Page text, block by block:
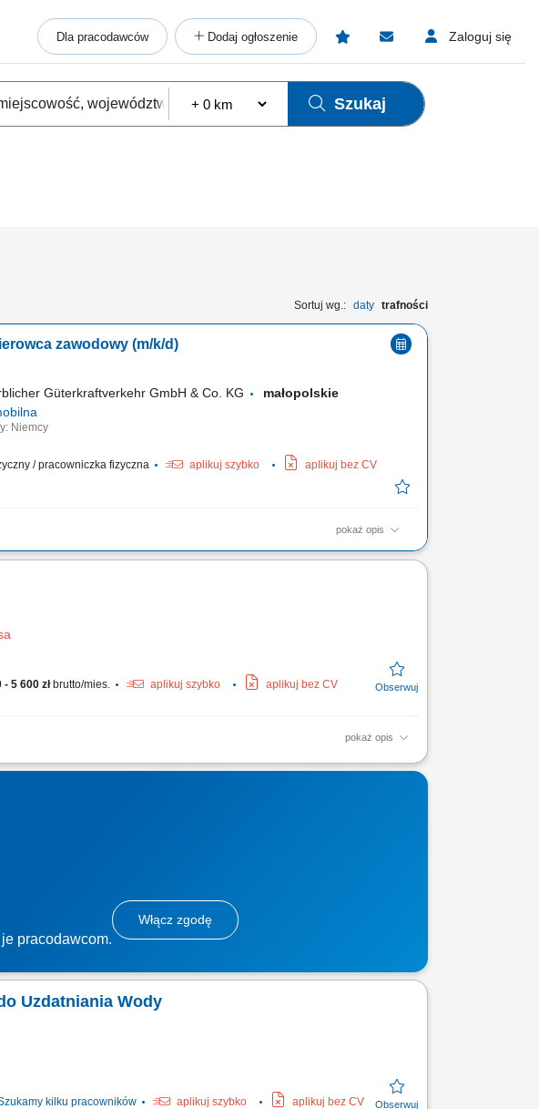
Dla pracodawców Dodaj ogłoszenie Zaloguj się
Szukaj
Sortuj wg.: daty trafności
zawodowy (m/k/d)
Güterkraftverkehr GmbH & Co. KG
małopolskie
Niemcy
/ pracowniczka fizyczna aplikuj szybko aplikuj bez CV
pokaż opis
Przeprowadzanie załadunku i rozładunku; Przetwarzanie dokumentów
- 5 600 złbrutto/mies. aplikuj szybko aplikuj bez CV
pokaż opis
montaż elementów z zachowaniem obowiązujących
pracodawcom.
Włącz zgodę
Uzdatniania Wody
kilku pracowników aplikuj szybko aplikuj bez CV